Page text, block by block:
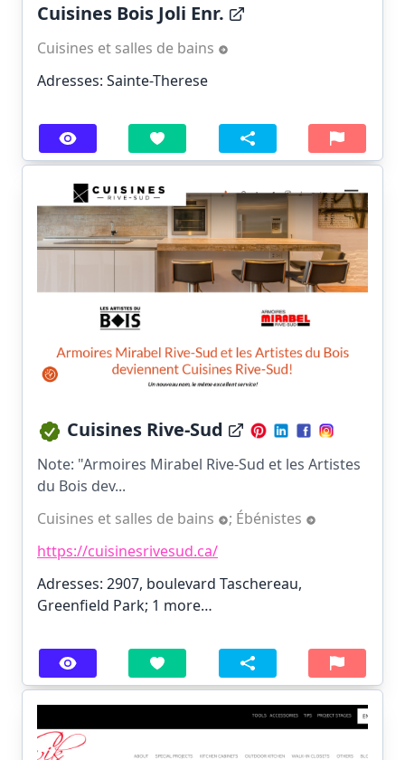
Cuisines Bois Joli Enr.
Cuisines et salles de bains
Adresses: Sainte-Therese
Cuisines Rive-Sud
Note: "Armoires Mirabel Rive-Sud et les Artistes
du Bois dev...
Cuisines et salles de bains
; Ébénistes
https://cuisinesrivesud.ca/
Adresses: 2907, boulevard Taschereau,
Greenfield Park; 1 more…